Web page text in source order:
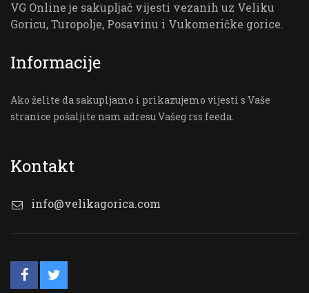
VG Online je sakupljač vijesti vezanih uz Veliku
Goricu, Turopolje, Posavinu i Vukomeričke gorice.
Informacije
Ako želite da sakupljamo i prikazujemo vijesti s Vaše
stranice pošaljite nam adresu Vašeg rss feeda.
Kontakt
info@velikagorica.com